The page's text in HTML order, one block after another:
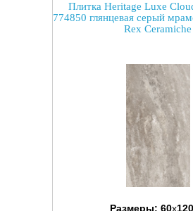
Плитка Heritage Luxe
774850 глянцевая серый
Rex Ceramiche
Размеры: 60x120